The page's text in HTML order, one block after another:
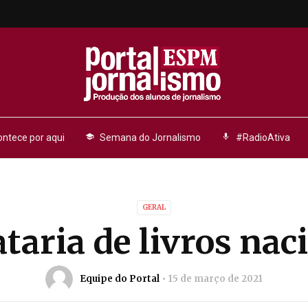
por aqui school Semana do Jornalismo mic #RadioAtiva
GERAL
de livros
Equipe do Portal 15 de março de 2021